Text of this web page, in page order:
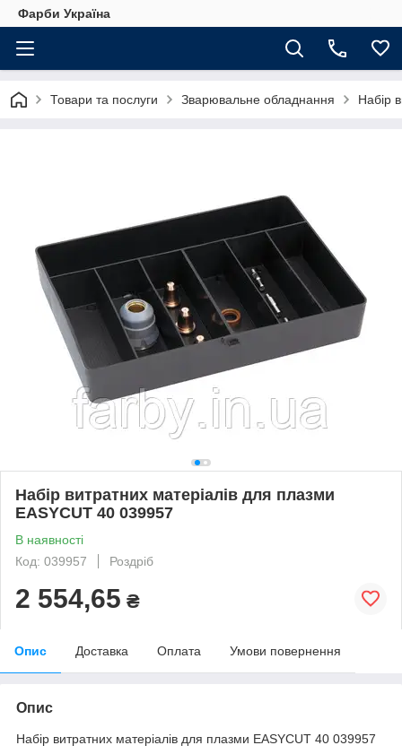
Фарби Україна
Товари та послуги Зварювальне обладнання Набір
Набір витратних матеріалів для плазми
EASYCUT 40 039957
В наявності
Код: 039957
Роздріб
2 554,65 ₴
Опис Доставка Оплата Умови повернення
Опис
Набір витратних матеріалів для плазми EASYCUT 40 039957